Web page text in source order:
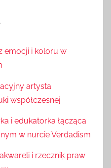
emocji i koloru w
artysta
współczesnej
i edukatorka łącząca
w nurcie Verdadism
i rzeczniķ praw